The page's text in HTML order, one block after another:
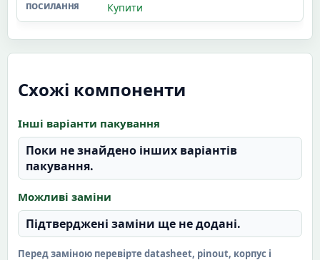
Купити
Схожі компоненти
Інші варіанти пакування
Поки не знайдено інших варіантів
пакування.
Можливі заміни
Підтверджені заміни ще не додані.
Перед заміною перевірте datasheet, pinout, корпус і